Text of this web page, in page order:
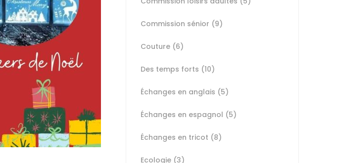
Commission sénior (9)
Couture (6)
Des temps forts (10)
Échanges en anglais (5)
Échanges en espagnol (5)
Échanges en tricot (8)
Ecologie (3)